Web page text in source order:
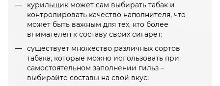
курильщик может сам выбирать табак и
контролировать качество наполнителя, что
может быть важным для тех, кто более
внимателен к составу своих сигарет;
существует множество различных сортов
табака, которые можно использовать при
самостоятельном заполнении гильз –
выбирайте составы на свой вкус;